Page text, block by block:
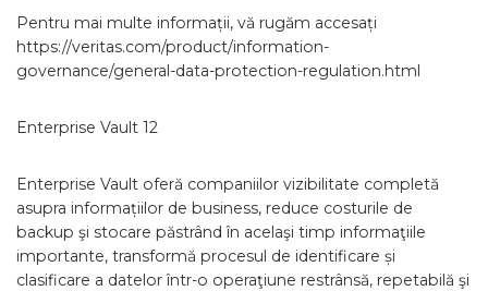
Pentru mai multe informații, vă rugăm accesați
https://veritas.com/product/information-
governance/general-data-protection-regulation.html
Enterprise Vault 12
Enterprise Vault oferă companiilor vizibilitate completă
asupra informațiilor de business, reduce costurile de
backup şi stocare păstrând în acelaşi timp informaţiile
importante, transformă procesul de identificare și
clasificare a datelor într-o operaţiune restrânsă, repetabilă şi